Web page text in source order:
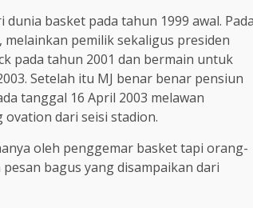
basket pada tahun 1999 awal.
pemilik sekaligus presiden
pada tahun 2001 dan bermain untuk
Setelah itu MJ benar benar pensiun
tanggal 16 April 2003 melawan
dari seisi stadion.
oleh penggemar basket tapi orang-
bagus yang disampaikan dari